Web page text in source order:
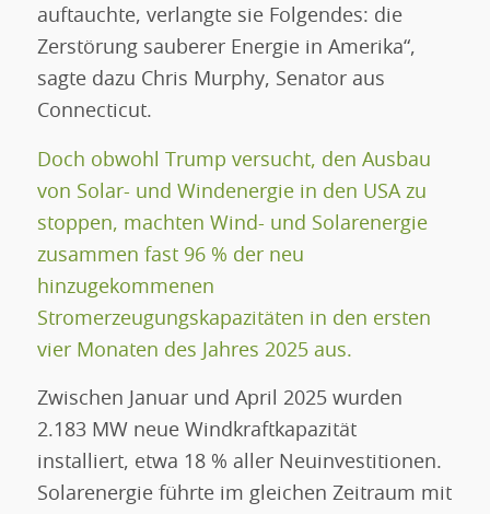
auftauchte, verlangte sie Folgendes: die
Zerstörung sauberer Energie in Amerika“,
sagte dazu Chris Murphy, Senator aus
Connecticut.
Doch obwohl Trump versucht, den Ausbau
von Solar- und Windenergie in den USA zu
stoppen, machten Wind- und Solarenergie
zusammen fast 96 % der neu
hinzugekommenen
Stromerzeugungskapazitäten in den ersten
vier Monaten des Jahres 2025 aus.
Zwischen Januar und April 2025 wurden
2.183 MW neue Windkraftkapazität
installiert, etwa 18 % aller Neuinvestitionen.
Solarenergie führte im gleichen Zeitraum mit